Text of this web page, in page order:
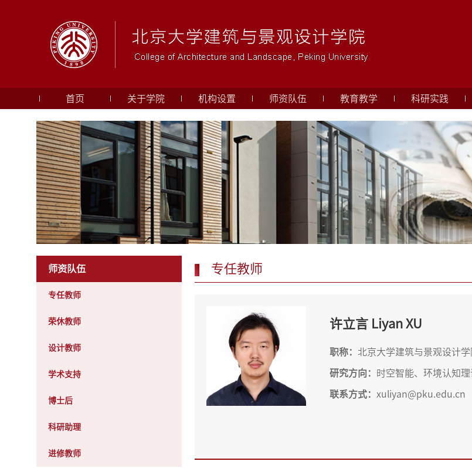
首页 关于学院 机构设置 师资队伍 教育教学 科研实践
师资队伍
专任教师
荣休教师
设计教师
学术支持
博士后
科研助理
进修教师
专任教师
许立言 Liyan XU
职称： 北京大学建筑与景观设计
研究方向： 时空智能、环境认知
联系方式： xuliyan@pku.edu.cn